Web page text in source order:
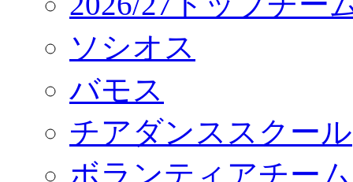
ソシオス
バモス
チアダンススクール
ボランティアチー